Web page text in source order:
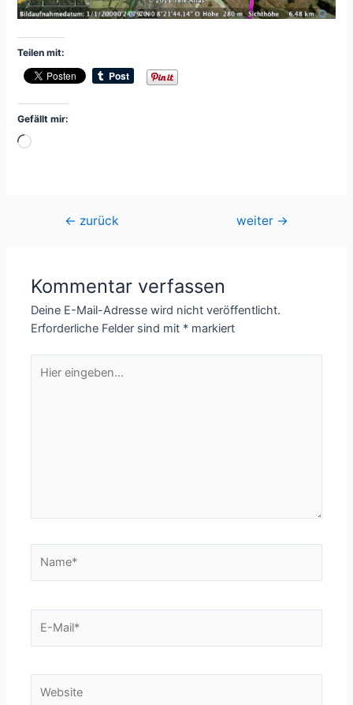
Teilen mit:
Gefällt mir:
Wird
Beitragsnavigation
← zurück weiter →
Kommentar verfassen
Deine E-Mail-Adresse wird nicht veröffentlicht.
Erforderliche Felder sind mit * markiert
eingeben…
Mail*